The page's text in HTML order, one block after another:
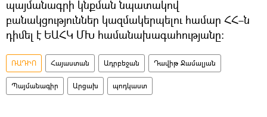
պայմանագրի կնքման նպատակով
բանակցություններ կազմակերպելու համար ՀՀ–ն
դիմել է ԵԱՀԿ ՄԽ համանախագահությանը։
ՌԱԴԻՈ Հայաստան Ադրբեջան Դավիթ Ջամալյան
Պայմանագիր Արցախ պոդկաստ